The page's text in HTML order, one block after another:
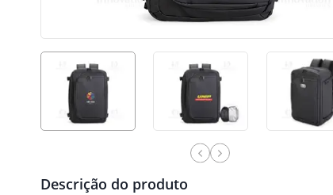
Descrição do produto